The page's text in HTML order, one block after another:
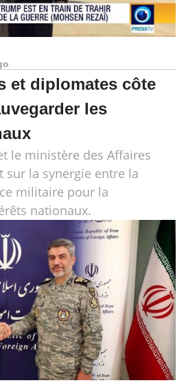
et diplomates côte
les
le ministère des Affaires
sur la synergie entre la
militaire pour la
nationaux.